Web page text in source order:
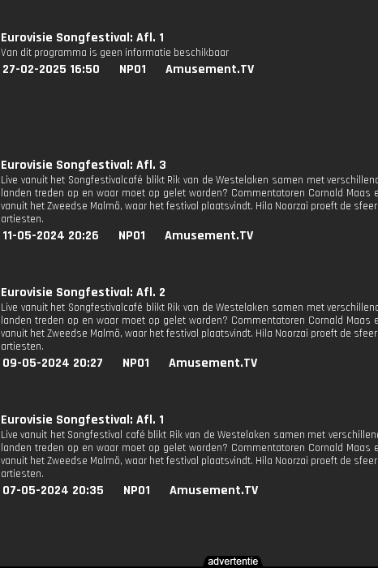
Eurovisie Songfestival: Afl. 1
Van dit programma is geen informatie beschikbaar
27-02-2025 16:50 NPO1 Amusement.TV
Eurovisie Songfestival: Afl. 3
Live vanuit het Songfestivalcafé blikt Rik van de Westelaken samen met
landen treden op en waar moet op gelet worden? Commentatoren Cornald
vanuit het Zweedse Malmö, waar het festival plaatsvindt. Hila Noorzai proeft de
artiesten.
11-05-2024 20:26 NPO1 Amusement.TV
Eurovisie Songfestival: Afl. 2
Live vanuit het Songfestivalcafé blikt Rik van de Westelaken samen met
landen treden op en waar moet op gelet worden? Commentatoren Cornald
vanuit het Zweedse Malmö, waar het festival plaatsvindt. Hila Noorzai proeft de
artiesten.
09-05-2024 20:27 NPO1 Amusement.TV
Eurovisie Songfestival: Afl. 1
Live vanuit het Songfestival café blikt Rik van de Westelaken samen met
landen treden op en waar moet op gelet worden? Commentatoren Cornald
vanuit het Zweedse Malmö, waar het festival plaatsvindt. Hila Noorzai proeft de
artiesten.
07-05-2024 20:35 NPO1 Amusement.TV